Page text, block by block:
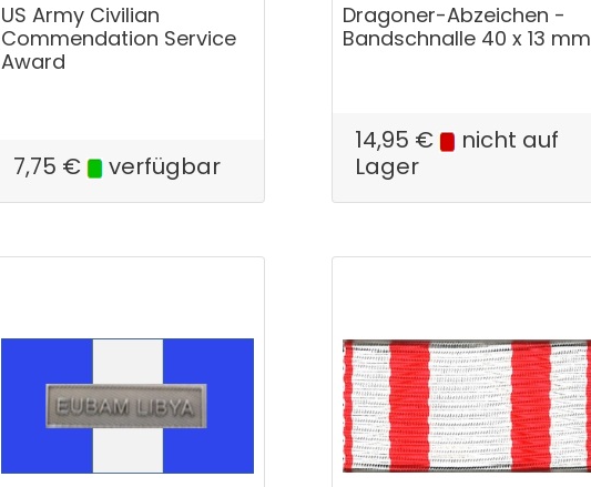
US Army Civilian
Commendation Service
Award
7,75 € verfügbar
Dragoner-Abzeichen -
Bandschnalle 40 x 13 mm
14,95 €
nicht auf
Lager